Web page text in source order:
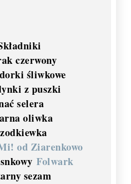
czerwony
śliwkowe
z puszki
selera
oliwka
od Ziarenkowo
Folwark
sezam